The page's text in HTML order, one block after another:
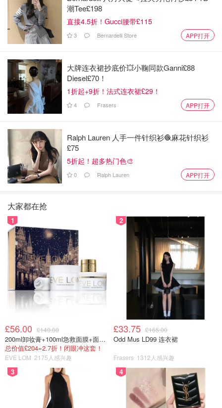
潮Tee£198
直接4.5折！Gucci腰带£115
3 Bernardelli Store APP打开
大牌连衣裙抄底价💥小鞠同款Ganni£88
Diesel£70！
1折起+9折！法式连衣裙£29！
4 Frasers APP打开
Ralph Lauren 人手一件针织衫🧶麻花针织衫
£75
5折起！超多热门色🎨
0 Ralph Lauren APP打开
大家都在抢
1
£56.00 £140.00
200ml卸妆膏+100ml急救面膜+面霜+洁颜布
总价值£204=2.7折！闭眼冲这套！
EVE LOM 2175人感兴趣
2
£33.75 £165.00
Odd Mus LD99 连衣裙
Frasers 1312人感兴趣
3 4